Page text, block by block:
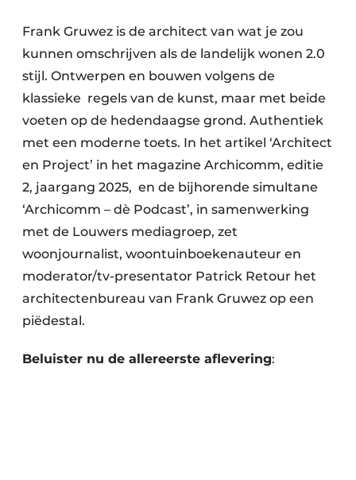
Frank Gruwez is de architect van wat je zou
kunnen omschrijven als de landelijk wonen 2.0
stijl. Ontwerpen en bouwen volgens de
klassieke regels van de kunst, maar met beide
voeten op de hedendaagse grond. Authentiek
met een moderne toets. In het artikel ‘Architect
en Project’ in het magazine Archicomm, editie
2, jaargang 2025, en de bijhorende simultane
‘Archicomm – dè Podcast’, in samenwerking
met de Louwers mediagroep, zet
woonjournalist, woontuinboekenauteur en
moderator/tv-presentator Patrick Retour het
architectenbureau van Frank Gruwez op een
piëdestal.
Beluister nu de allereerste aflevering: